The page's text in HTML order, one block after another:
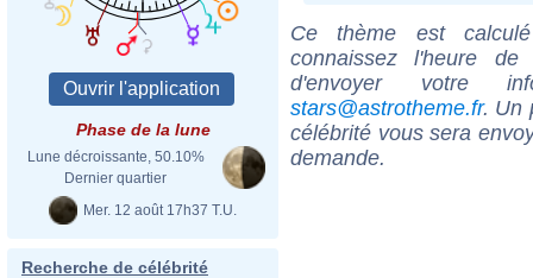
Phase de la lune
Lune décroissante, 50.10%
Dernier quartier
Mer. 12 août 17h37 T.U.
Recherche de célébrité
Ce thème est
connaissez l'heure
d'envoyer votre
stars@astrotheme.fr. Un
célébrité vous sera
demande.